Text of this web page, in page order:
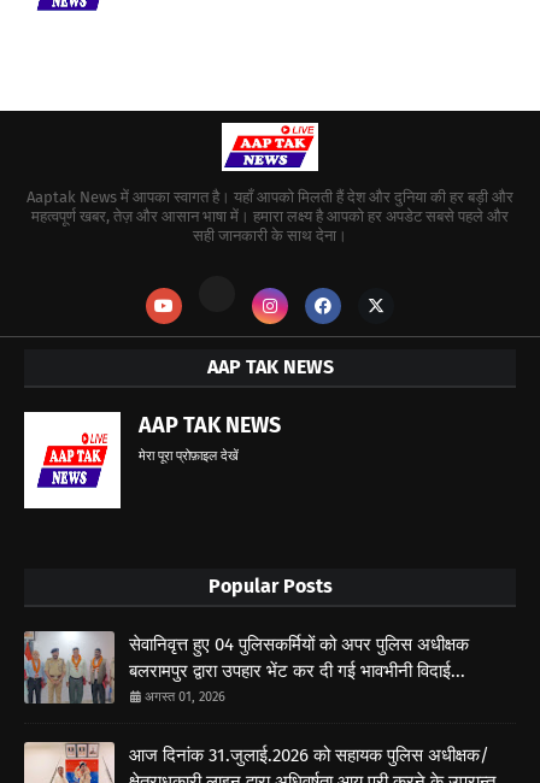
Aaptak News में आपका स्वागत है। यहाँ आपको मिलती हैं देश और दुनिया की हर बड़ी और
महत्वपूर्ण खबर, तेज़ और आसान भाषा में। हमारा लक्ष्य है आपको हर अपडेट सबसे पहले और
सही जानकारी के साथ देना।
AAP TAK NEWS
AAP TAK NEWS
मेरा पूरा प्रोफ़ाइल देखें
Popular Posts
सेवानिवृत्त हुए 04 पुलिसकर्मियों को अपर पुलिस अधीक्षक
बलरामपुर द्वारा उपहार भेंट कर दी गई भावभीनी विदाई...
अगस्त 01, 2026
आज दिनांक 31.जुलाई.2026 को सहायक पुलिस अधीक्षक/